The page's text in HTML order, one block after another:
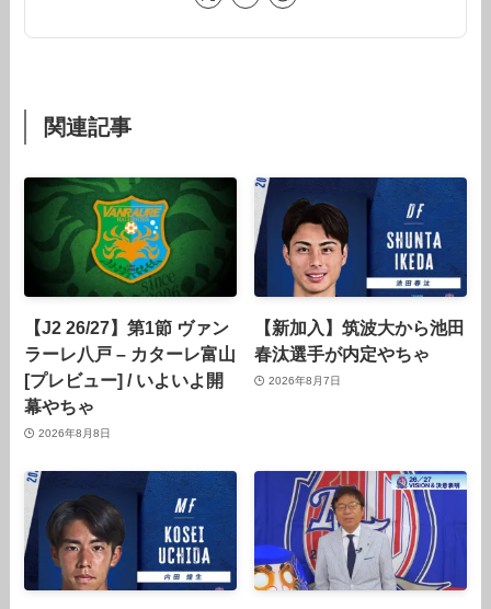
関連記事
【J2 26/27】第1節 ヴァン
ラーレ八戸 – カターレ富山
[プレビュー] / いよいよ開
幕やちゃ
2026年8月8日
【新加入】筑波大から池田
春汰選手が内定やちゃ
2026年8月7日